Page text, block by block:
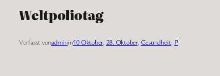
Weltpoliotag
Verfasst vonadminin10 Oktober, 28. Oktober, Gesundheit, P